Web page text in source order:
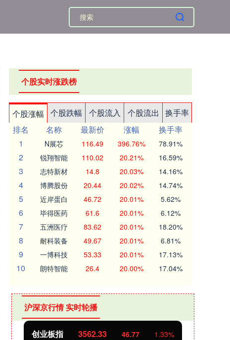
个股实时涨跌榜
个股涨幅 个股跌幅 个股流入 个股流出
换手率
排名
名称 最新价 涨幅
换手率
1
N展芯 116.49 396.76% 78.91%
2 锐翔智能 110.02 20.21% 16.59%
3 志特新材 14.8 20.03% 14.16%
4 博腾股份 20.44 20.02% 14.74%
5 近岸蛋白 46.72 20.01% 5.62%
6 毕得医药 61.6 20.01% 6.12%
7 五洲医疗 83.62 20.01% 18.20%
8 耐科装备 49.67 20.01% 6.81%
9 一博科技 53.33 20.01% 17.13%
10 朗特智能 26.4 20.00% 17.04%
沪深京行情 实时轮播
创业板指 3562.33 46.77 1.33%